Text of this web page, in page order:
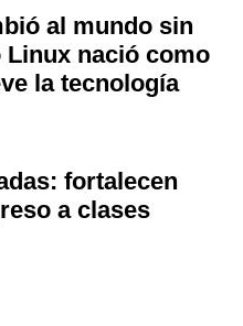
al mundo sin
nació como
la tecnología
fortalecen
a clases